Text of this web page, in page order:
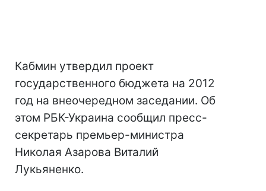
Кабмин утвердил проект
государственного бюджета на 2012
год на внеочередном заседании. Об
этом РБК-Украина сообщил пресс-
секретарь премьер-министра
Николая Азарова Виталий
Лукьяненко.